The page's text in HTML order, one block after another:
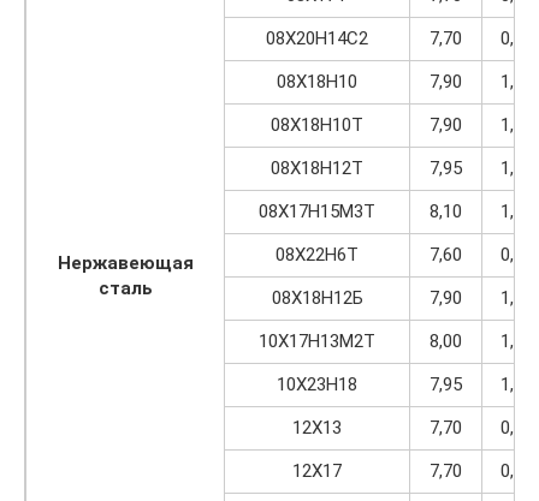
Нержавеющая
сталь
08Х20Н14С2
7,70
0,98
08Х18Н10
7,90
1,00
08Х18Н10Т
7,90
1,00
08Х18Н12Т
7,95
1,01
08Х17Н15М3Т
8,10
1,03
08Х22Н6Т
7,60
0,97
08Х18Н12Б
7,90
1,00
10Х17Н13М2Т
8,00
1,02
10Х23Н18
7,95
1,01
12Х13
7,70
0,98
12Х17
7,70
0,98